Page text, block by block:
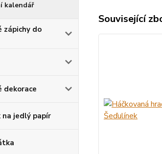
kalendář
zápichy do
dekorace
na jedlý papír
Související